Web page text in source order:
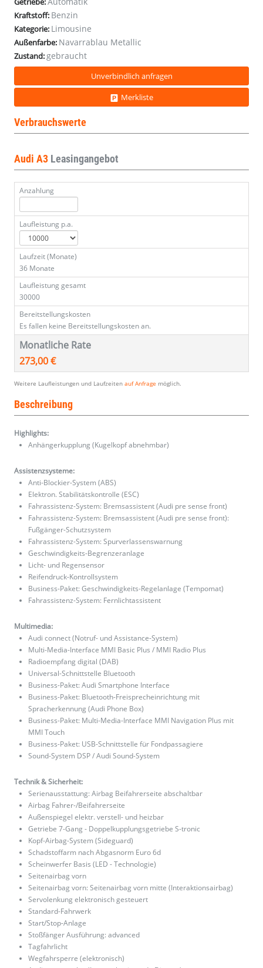
Kraftstoff: Benzin
Kategorie: Limousine
Außenfarbe: Navarrablau Metallic
Zustand:gebraucht
Unverbindlich anfragen
Merkliste
Verbrauchswerte
Audi A3 Leasingangebot
Anzahlung
Laufleistung p.a.
Laufzeit (Monate)
36 Monate
Laufleistung gesamt
30000
Bereitstellungskosten
Es fallen keine Bereitstellungskosten an.
Monatliche Rate
273,00 €
Weitere Laufleistungen und Laufzeiten auf Anfrage möglich.
Beschreibung
Highlights:
Anhängerkupplung (Kugelkopf abnehmbar)
Assistenzsysteme:
Anti-Blockier-System (ABS)
Elektron. Stabilitätskontrolle (ESC)
Fahrassistenz-System: Bremsassistent (Audi pre sense front)
Fahrassistenz-System: Bremsassistent (Audi pre sense front):
Fußgänger-Schutzsystem
Fahrassistenz-System: Spurverlassenswarnung
Geschwindigkeits-Begrenzeranlage
Licht- und Regensensor
Reifendruck-Kontrollsystem
Business-Paket: Geschwindigkeits-Regelanlage (Tempomat)
Fahrassistenz-System: Fernlichtassistent
Multimedia:
Audi connect (Notruf- und Assistance-System)
Multi-Media-Interface MMI Basic Plus / MMI Radio Plus
Radioempfang digital (DAB)
Universal-Schnittstelle Bluetooth
Business-Paket: Audi Smartphone Interface
Business-Paket: Bluetooth-Freisprecheinrichtung mit
Spracherkennung (Audi Phone Box)
Business-Paket: Multi-Media-Interface MMI Navigation Plus mit
MMI Touch
Business-Paket: USB-Schnittstelle für Fondpassagiere
Sound-System DSP / Audi Sound-System
Technik & Sicherheit:
Serienausstattung: Airbag Beifahrerseite abschaltbar
Airbag Fahrer-/Beifahrerseite
Außenspiegel elektr. verstell- und heizbar
Getriebe 7-Gang - Doppelkupplungsgetriebe S-tronic
Kopf-Airbag-System (Sideguard)
Schadstoffarm nach Abgasnorm Euro 6d
Scheinwerfer Basis (LED - Technologie)
Seitenairbag vorn
Seitenairbag vorn: Seitenairbag vorn mitte (Interaktionsairbag)
Servolenkung elektronisch gesteuert
Standard-Fahrwerk
Start/Stop-Anlage
Stoßfänger Ausführung: advanced
Tagfahrlicht
Wegfahrsperre (elektronisch)